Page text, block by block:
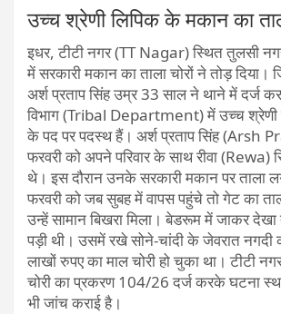
उच्च श्रेणी लिपिक के मकान का
इधर, टीटी नगर (TT Nagar) स्थित तुलसी
में सरकारी मकान का ताला चोरों ने तोड़ दिया।
अर्श प्रताप सिंह उम्र 33 साल ने थाने में दर्ज
विभाग (Tribal Department) में उच्च श्रेणी
के पद पर पदस्थ हैं। अर्श प्रताप सिंह (Arsh
फरवरी को अपने परिवार के साथ रीवा (Rewa)
थे। इस दौरान उनके सरकारी मकान पर ताला
फरवरी को जब सुबह में वापस पहुंचे तो गेट का
उन्हें सामान बिखरा मिला। बेडरूम में जाकर
पड़ी थी। उसमें रखे सोने-चांदी के जेवरात नगदी
लाखों रुपए का माल चोरी हो चुका था। टीटी
चोरी का प्रकरण 104/26 दर्ज करके घटना
भी जांच कराई है।